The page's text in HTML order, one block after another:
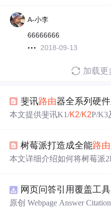
A-小李
66666666
2018-09-13
加载更
斐讯路由器全系列硬
本文提供斐讯K1/K2/K2P/K3
等关键工具。重点区分博通
件适用场景：Padavan适合家
与硬件匹配要点。
树莓派打造成全能路由
本文详细介绍如何将树莓派
原创 Webpage Answer